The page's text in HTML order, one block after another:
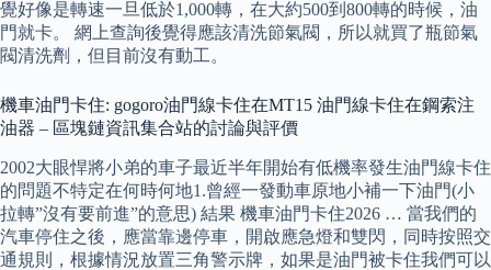
覺好像是轉速一旦低於1,000轉，在大約500到800轉的時候，油
門就卡。 網上查詢後覺得應該清洗節氣閥，所以就買了瓶節氣
閥清洗劑，但目前沒有動工。
機車油門卡住: gogoro油門線卡住在MT15 油門線卡住在鋼索注
油器 – 區塊鏈資訊集合站的討論與評價
2002大眼悍將小弟的車子最近半年開始有低機率發生油門線卡住
的問題不特定在何時何地1.曾經一發動車原地小補一下油門(小
拉轉”沒有要前進”的意思) 結果 機車油門卡住2026 … 當我們的
汽車停住之後，應當靠邊停車，開啟應急燈和雙閃，同時按照交
通規則，根據情況放置三角警示牌，如果是油門被卡住我們可以